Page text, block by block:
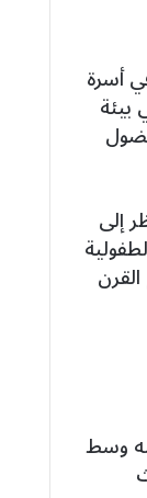
أسرة
إلى
وسط